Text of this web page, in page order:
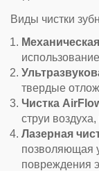
Виды чистки
твердые
Чистка
струи
Лазерная
позволяющая
повреждения